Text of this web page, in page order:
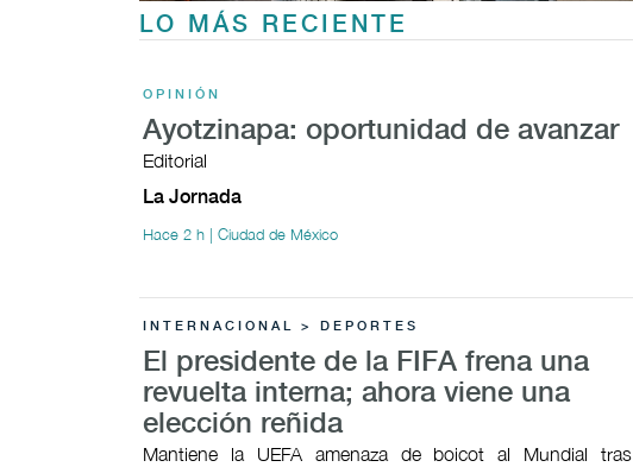
LO MÁS RECIENTE
OPINIÓN
Ayotzinapa: oportunidad de avanzar
Editorial
La Jornada
Hace 2 h | Ciudad de México
INTERNACIONAL > DEPORTES
El presidente de la FIFA frena una
revuelta interna; ahora viene una
elección reñida
Mantiene la UEFA amenaza de boicot al Mundial tras